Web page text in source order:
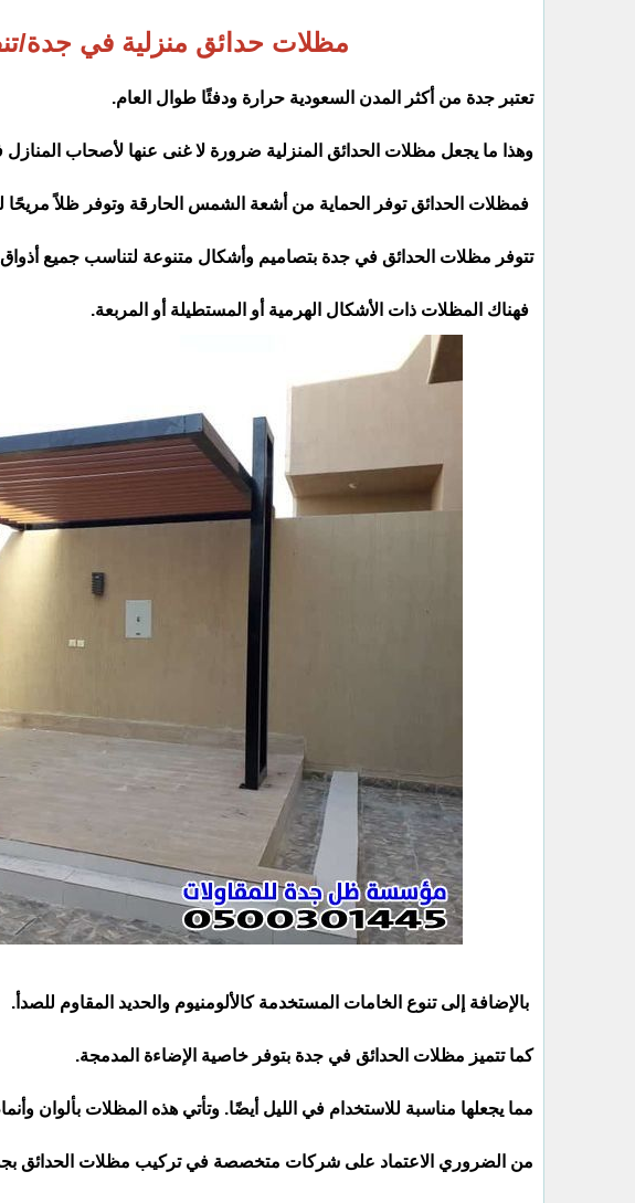
مظلات حدائق منزلية في
تعتبر جدة من أكثر المدن السعودية حرارة ودفئًا طوال العام.
وهذا ما يجعل مظلات الحدائق المنزلية ضرورة لا غنى عنها لأصحاب المنازل
فمظلات الحدائق توفر الحماية من أشعة الشمس الحارقة وتوفر ظلاً مريحًا
تتوفر مظلات الحدائق في جدة بتصاميم وأشكال متنوعة لتناسب جميع أذواق
فهناك المظلات ذات الأشكال الهرمية أو المستطيلة أو المربعة.
بالإضافة إلى تنوع الخامات المستخدمة كالألومنيوم والحديد المقاوم للصدأ.
كما تتميز مظلات الحدائق في جدة بتوفر خاصية الإضاءة المدمجة.
مما يجعلها مناسبة للاستخدام في الليل أيضًا. وتأتي هذه المظلات بألوان
من الضروري الاعتماد على شركات متخصصة في تركيب مظلات الحدائق